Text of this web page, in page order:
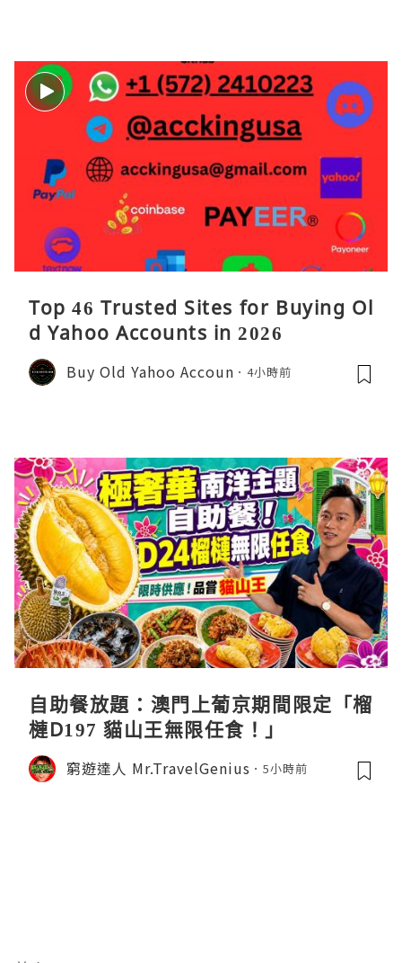
Top 46 Trusted Sites for Buying Ol
d Yahoo Accounts in 2026
Buy Old Yahoo Accoun 4小時前
自助餐放題：澳門上葡京期間限定「榴
槤D197 貓山王無限任食！」
窮遊達人 Mr.TravelGenius 5小時前